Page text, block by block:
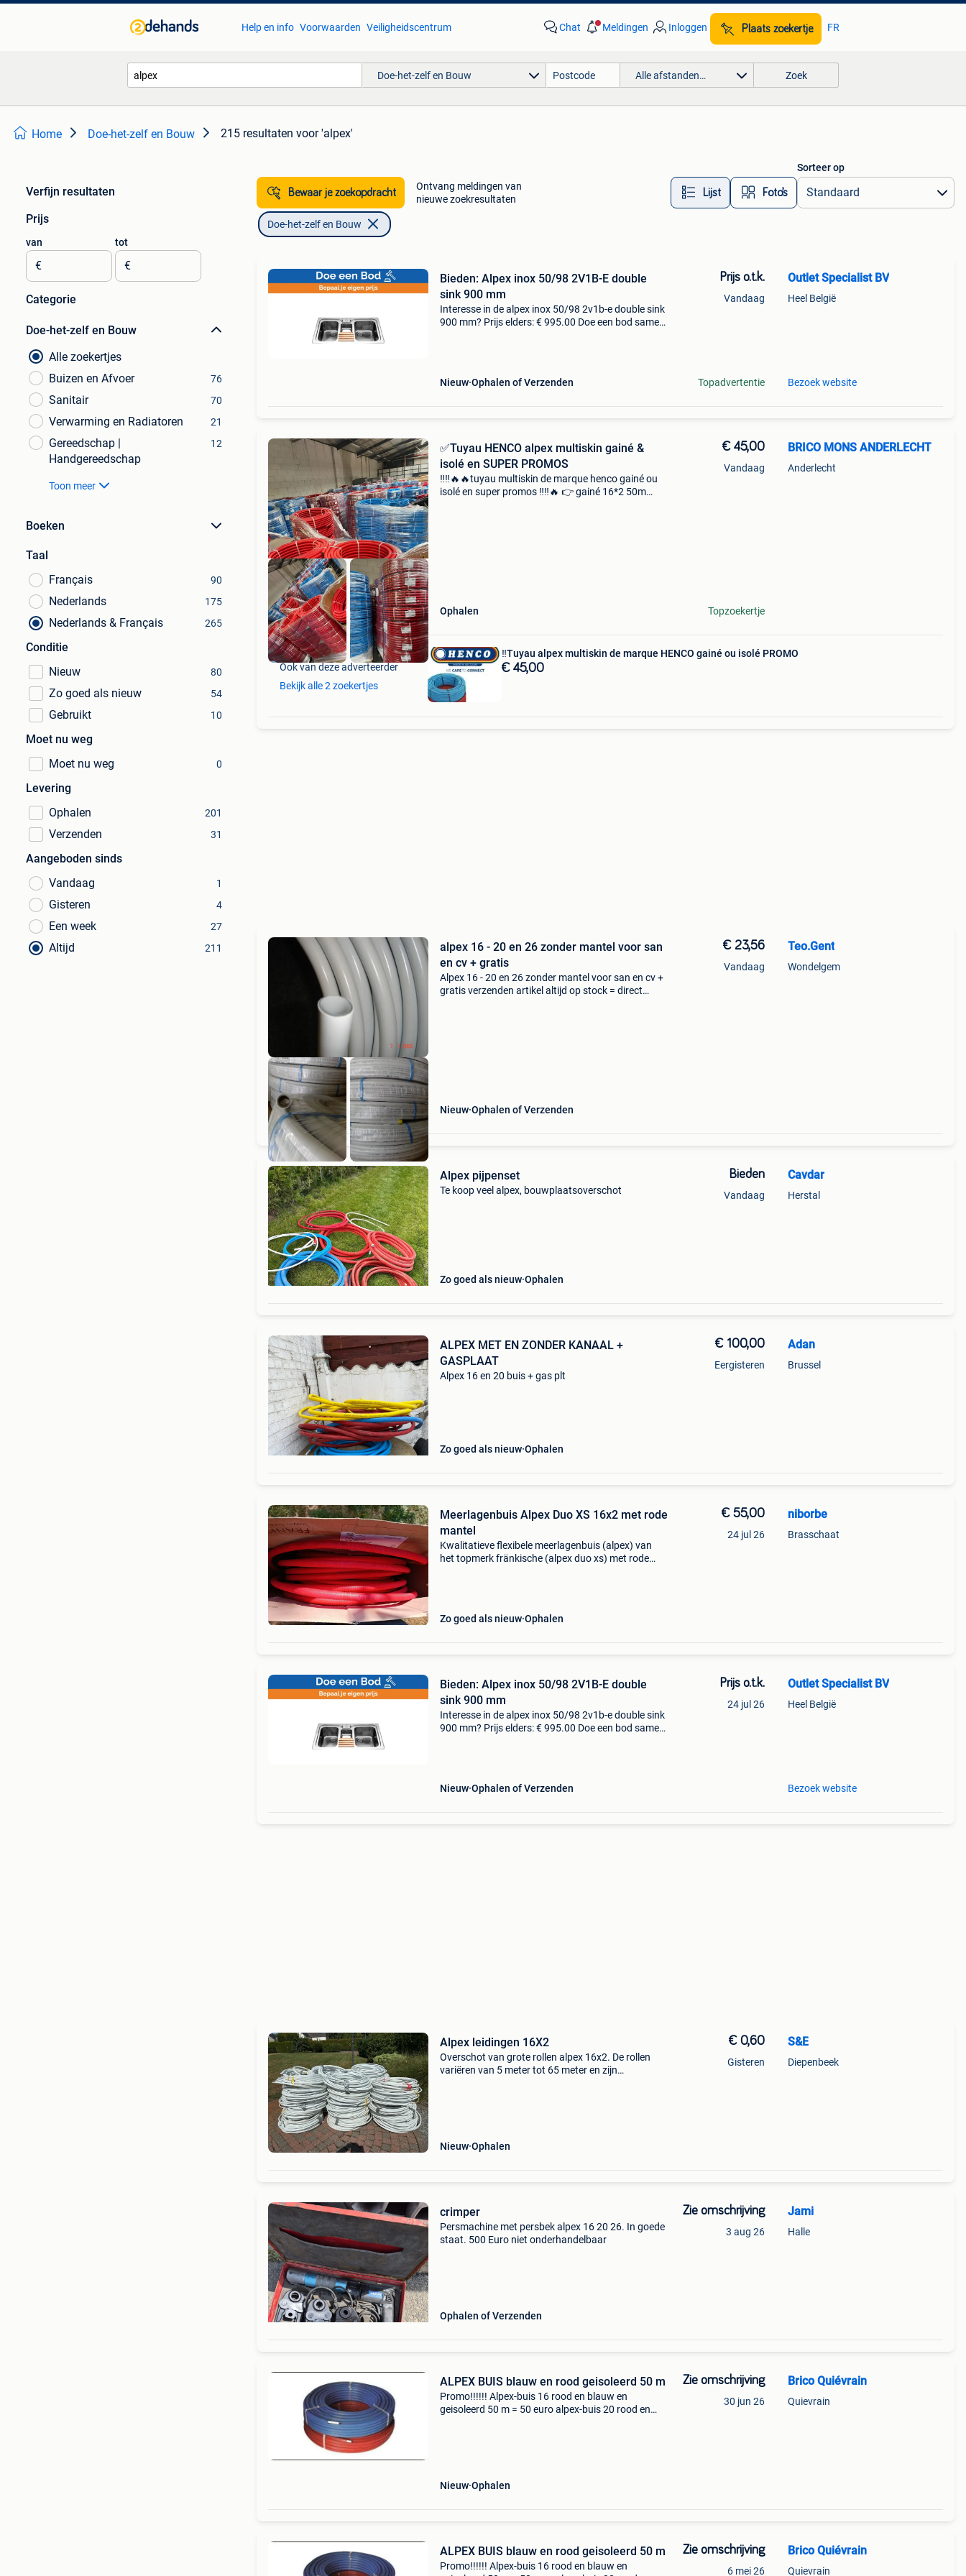
Help en info Voorwaarden Veiligheidscentrum Chat Meldingen Inloggen Plaats zoekertje FR
Doe-het-zelf en Bouw Alle afstanden… Zoek
Home Doe-het-zelf en Bouw 215 resultaten voor 'alpex'
Verfijn resultaten
Prijs
van
€
tot
€
Categorie
Doe-het-zelf en Bouw
Alle zoekertjes
Buizen en Afvoer
76
Sanitair 70
Verwarming en Radiatoren 21
Gereedschap |
Handgereedschap
12
Toon meer
Boeken
Taal
Français
90
Nederlands 175
Nederlands & Français 265
Conditie
Nieuw
80
Zo goed als nieuw 54
Gebruikt 10
Moet nu weg
Moet nu weg
0
Levering
Ophalen
201
Verzenden 31
Aangeboden sinds
Vandaag
1
Gisteren 4
Een week 27
Altijd 211
Bewaar je zoekopdracht
Ontvang meldingen van
nieuwe zoekresultaten
Lijst Foto’s
Sorteer op
Doe-het-zelf en Bouw
Bieden: Alpex inox 50/98 2V1B-E double
sink 900 mm
Interesse in de alpex inox 50/98 2v1b-e double sink
900 mm? Prijs elders: € 995.00 Doe een bod samen
Nieuw Ophalen of Verzenden
Prijs o.t.k.
Vandaag
Topadvertentie
Outlet Specialist BV
Heel België
Bezoek website
✅Tuyau HENCO alpex multiskin gainé &
isolé en SUPER PROMOS
‼️‼️🔥🔥tuyau multiskin de marque henco gainé ou
isolé en super promos ‼️‼️🔥 👉 gainé 16*2 50m
Ophalen
€ 45,00
Vandaag
Topzoekertje
BRICO MONS ANDERLECHT
Anderlecht
Ook van deze adverteerder
Bekijk alle 2 zoekertjes
‼️Tuyau alpex multiskin de marque HENCO gainé ou isolé PROMO
€ 45,00
alpex 16 - 20 en 26 zonder mantel voor san
en cv + gratis
Alpex 16 - 20 en 26 zonder mantel voor san en cv +
gratis verzenden artikel altijd op stock = direct
Nieuw Ophalen of Verzenden
€ 23,56
Vandaag
Teo.Gent
Wondelgem
Alpex pijpenset
Te koop veel alpex, bouwplaatsoverschot
Zo goed als nieuw Ophalen
Bieden
Vandaag
Cavdar
Herstal
ALPEX MET EN ZONDER KANAAL +
GASPLAAT
Alpex 16 en 20 buis + gas plt
Zo goed als nieuw Ophalen
€ 100,00
Eergisteren
Adan
Brussel
Meerlagenbuis Alpex Duo XS 16x2 met rode
mantel
Kwalitatieve flexibele meerlagenbuis (alpex) van
het topmerk fränkische (alpex duo xs) met rode
Zo goed als nieuw Ophalen
€ 55,00
24 jul 26
niborbe
Brasschaat
Bieden: Alpex inox 50/98 2V1B-E double
sink 900 mm
Interesse in de alpex inox 50/98 2v1b-e double sink
900 mm? Prijs elders: € 995.00 Doe een bod samen
Nieuw Ophalen of Verzenden
Prijs o.t.k.
24 jul 26
Outlet Specialist BV
Heel België
Bezoek website
Alpex leidingen 16X2
Overschot van grote rollen alpex 16x2. De rollen
variëren van 5 meter tot 65 meter en zijn
Nieuw Ophalen
€ 0,60
Gisteren
S&E
Diepenbeek
crimper
Persmachine met persbek alpex 16 20 26. In goede
staat. 500 Euro niet onderhandelbaar
Ophalen of Verzenden
Zie omschrijving
3 aug 26
Jami
Halle
ALPEX BUIS blauw en rood geisoleerd 50 m
Promo!!!!!! Alpex-buis 16 rood en blauw en
geisoleerd 50 m = 50 euro alpex-buis 20 rood en
Nieuw Ophalen
Zie omschrijving
30 jun 26
Brico Quiévrain
Quievrain
ALPEX BUIS blauw en rood geisoleerd 50 m
Promo!!!!!! Alpex-buis 16 rood en blauw en
Zie omschrijving
6 mei 26
Brico Quiévrain
Quievrain